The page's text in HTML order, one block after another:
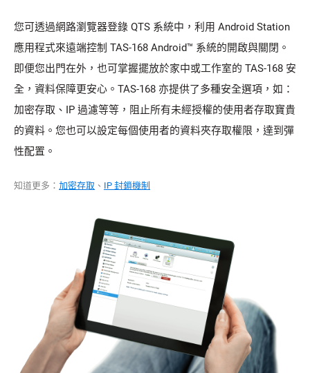
您可透過網路瀏覽器登錄 QTS 系統中，利用 Android Station
應用程式來遠端控制 TAS-168 Android™ 系統的開啟與關閉。
即便您出門在外，也可掌握擺放於家中或工作室的 TAS-168 安
全，資料保障更安心。TAS-168 亦提供了多種安全選項，如：
加密存取、IP 過濾等等，阻止所有未經授權的使用者存取寶貴
的資料。您也可以設定每個使用者的資料夾存取權限，達到彈
性配置。
知道更多： 加密存取 、 IP 封鎖機制